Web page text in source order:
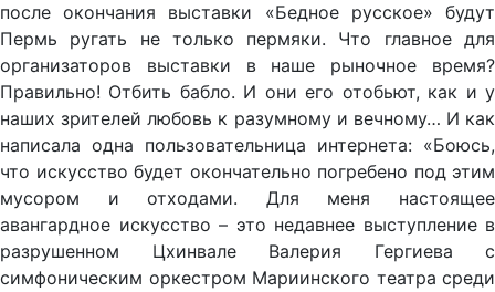
после окончания выставки «Бедное русское» будут
Пермь ругать не только пермяки. Что главное для
организаторов выставки в наше рыночное время?
Правильно! Отбить бабло. И они его отобьют, как и у
наших зрителей любовь к разумному и вечному… И как
написала одна пользовательница интернета: «Боюсь,
что искусство будет окончательно погребено под этим
мусором и отходами. Для меня настоящее
авангардное искусство – это недавнее выступление в
разрушенном Цхинвале Валерия Гергиева с
симфоническим оркестром Мариинского театра среди